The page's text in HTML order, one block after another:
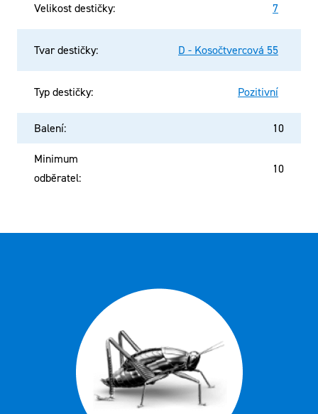
Velikost destičky: 7
Tvar destičky: D - Kosočtvercová 55
Typ destičky: Pozitivní
Balení: 10
Minimum
odběratel:
10